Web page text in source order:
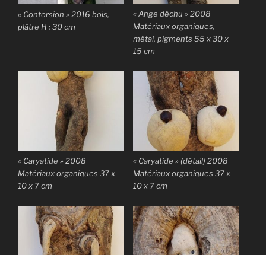
« Contorsion » 2016 bois,
plâtre H : 30 cm
« Ange déchu » 2008
Matériaux organiques,
métal, pigments 55 x 30 x
15 cm
« Caryatide » 2008
Matériaux organiques 37 x
10 x 7 cm
« Caryatide » (détail) 2008
Matériaux organiques 37 x
10 x 7 cm